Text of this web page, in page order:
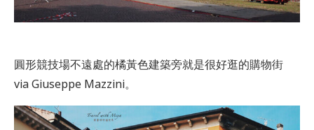
圓形競技場不遠處的橘黃色建築旁就是很好逛的購物街
via Giuseppe Mazzini。